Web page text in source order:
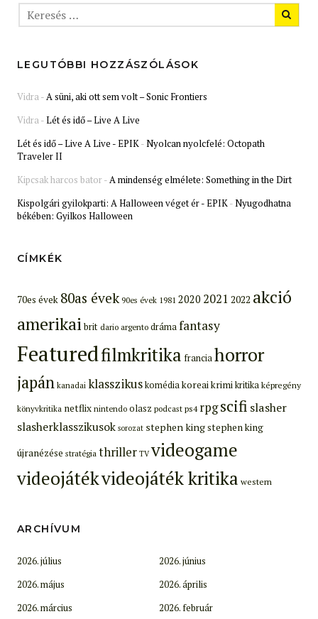
LEGUTÓBBI HOZZÁSZÓLÁSOK
Vidra-A süni, aki ott sem volt – Sonic Frontiers
Vidra-Lét és idő – Live A Live
Lét és idő – Live A Live - EPIK-Nyolcan nyolcfelé: Octopath
Traveler II
Kipcsak harcos bator-A mindenség elmélete: Something in the Dirt
Kispolgári gyilokparti: A Halloween véget ér - EPIK-Nyugodhatna
békében: Gyilkos Halloween
CÍMKÉK
70es évek 80as évek 90es évek 1981 2020 2021 2022 akció
amerikaibrit dario argento drámafantasy
Featuredfilmkritika franciahorror
japán kanadai klasszikuskomédiakoreaikrimikritikaképregény
könyvkritika netflix nintendo olasz podcast ps4 rpgscifi slasher
slasherklasszikusok sorozat stephen kingstephen king
újranézése stratégia thriller TV videogame
videojátékvideojáték kritika western
ARCHÍVUM
2026. július
2026. június
2026. május
2026. április
2026. március
2026. február